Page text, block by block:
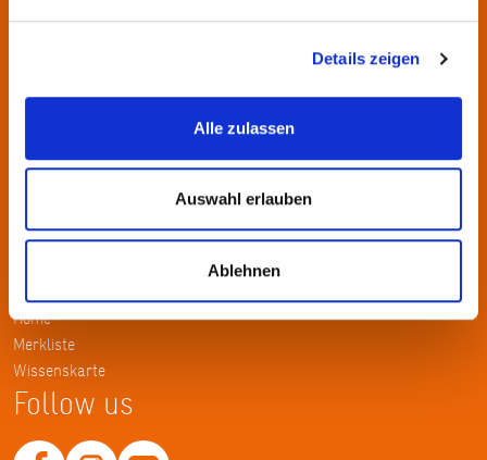
Details zeigen
Alle zulassen
Auswahl erlauben
Ablehnen
Tel.: +49 69 2577-1700
Home
Merkliste
Wissenskarte
Follow us